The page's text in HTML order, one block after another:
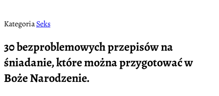
KategoriaSeks
30 bezproblemowych przepisów na
śniadanie, które można przygotować w
Boże Narodzenie.